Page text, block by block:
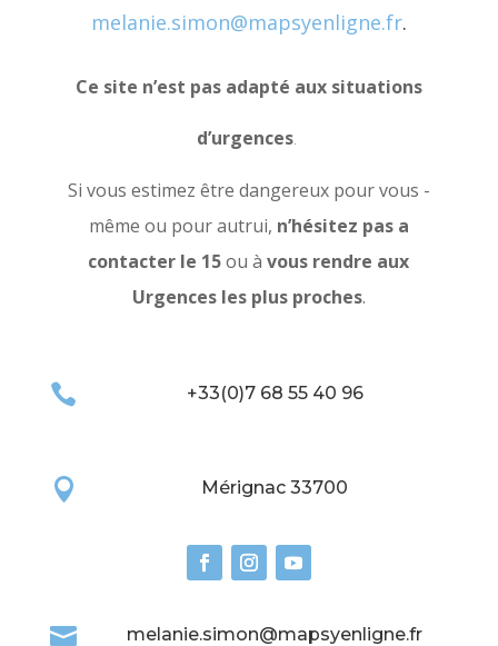
melanie.simon@mapsyenligne.fr.
Ce site n’est pas adapté aux situations
d’urgences.
Si vous estimez être dangereux pour vous -
même ou pour autrui, n’hésitez pas a
contacter le 15ou à vous rendre aux
Urgences les plus proches.
 +33(0)7 68 55 40 96
 Mérignac 33700
 melanie.simon@mapsyenligne.fr